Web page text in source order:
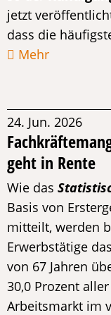
jetzt
dass die
Mehr
24. Jun. 2026
geht in Rente
Wie das
Basis von
mitteilt, werden
Erwerbstätige
von 67 Jahren
30,0 Prozent
Arbeitsmarkt im